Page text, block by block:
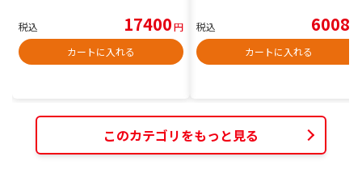
税込 17400円
カートに入れる
税込 6008
カートに入れる
このカテゴリをもっと見る